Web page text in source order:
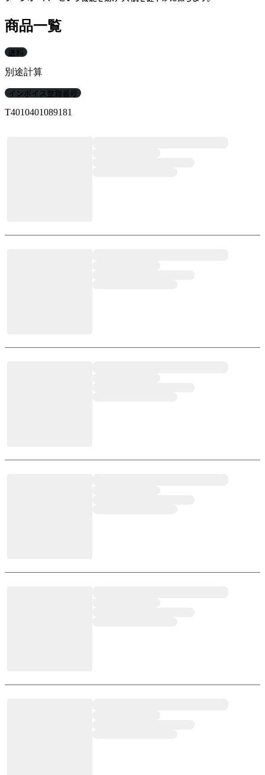
商品一覧
送料
別途計算
インボイス登録番号
T4010401089181